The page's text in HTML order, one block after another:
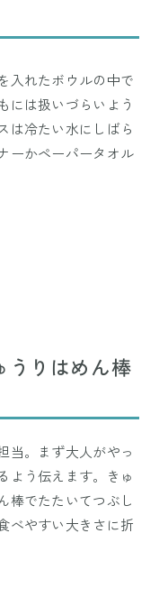
入れたボウルの中で
には扱いづらいよう
は冷たい水にしばら
ーかペーパータオル
うりはめん棒
当。まず大人がやっ
よう伝えます。きゅ
棒でたたいてつぶし
べやすい大きさに折